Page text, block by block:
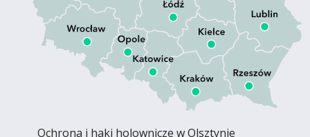
Ochrona i haki holownicze w Olsztynie